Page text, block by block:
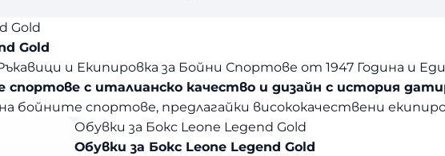
Gold
Gold
и Екипировка за Бойни Спортове от 1947 Година и
с италианско качество и дизайн с история
бойните спортове, предлагайки висококачествени
Обувки за Бокс Leone Legend Gold
Обувки за Бокс Leone Legend Gold